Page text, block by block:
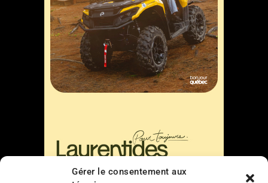
Gérer le consentement aux